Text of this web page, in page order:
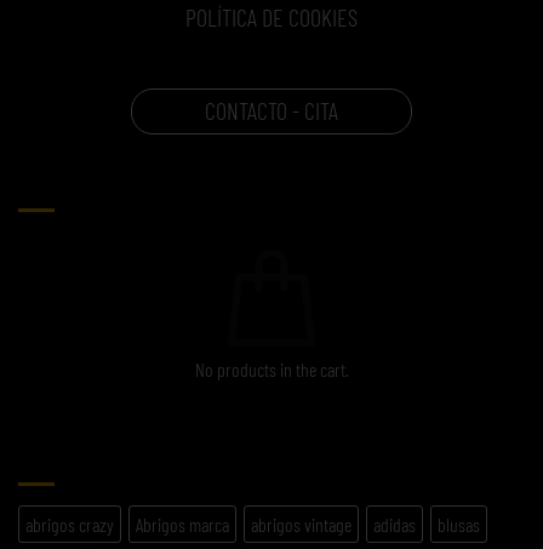
POLÍTICA DE COOKIES
CONTACTO - CITA
No products in the cart.
abrigos crazy Abrigos marca abrigos vintage adidas
blusas